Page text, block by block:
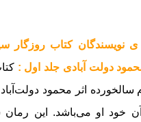
نویسندگان کتاب روزگار
دولت آبادی جلد اول :
اثر محمود
خود او می‌باشد. این رمان